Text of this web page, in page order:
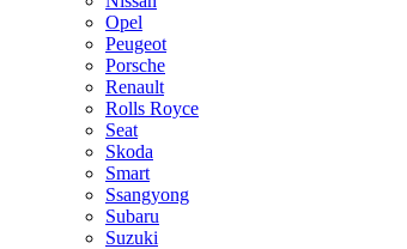
Opel
Peugeot
Porsche
Renault
Rolls Royce
Seat
Skoda
Smart
Ssangyong
Subaru
Suzuki